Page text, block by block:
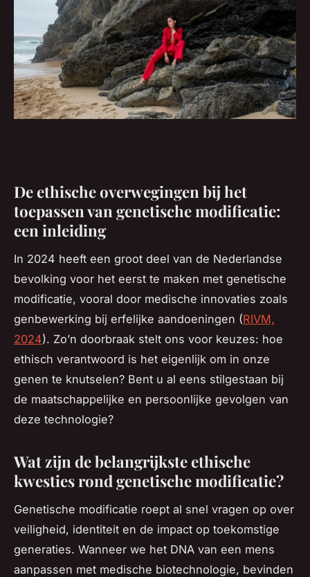
De ethische overwegingen bij het
toepassen van genetische modificatie:
een inleiding
In 2024 heeft een groot deel van de Nederlandse
bevolking voor het eerst te maken met genetische
modificatie, vooral door medische innovaties zoals
genbewerking bij erfelijke aandoeningen (RIVM,
2024). Zo’n doorbraak stelt ons voor keuzes: hoe
ethisch verantwoord is het eigenlijk om in onze
genen te knutselen? Bent u al eens stilgestaan bij
de maatschappelijke en persoonlijke gevolgen van
deze technologie?
Wat zijn de belangrijkste ethische
kwesties rond genetische modificatie?
Genetische modificatie roept al snel vragen op over
veiligheid, identiteit en de impact op toekomstige
generaties. Wanneer we het DNA van een mens
aanpassen met medische biotechnologie, bevinden